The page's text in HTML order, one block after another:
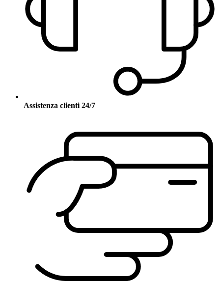
Assistenza clienti 24/7